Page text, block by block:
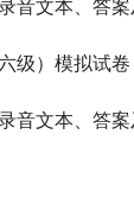
音文本、答
级）模拟试卷
音文本、答